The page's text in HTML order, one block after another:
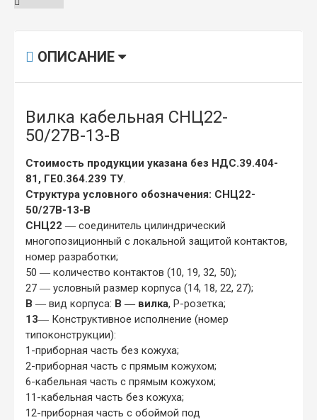
ОПИСАНИЕ
Вилка кабельная СНЦ22-
50/27В-13-В
Стоимость продукции указана без НДС.39.404-
81, ГЕ0.364.239 ТУ.
Структура условного обозначения: СНЦ22-
50/27В-13-В
СНЦ22 ― соединитель цилиндрический
многопозиционный с локальной защитой контактов,
номер разработки;
50 ― количество контактов (10, 19, 32, 50);
27 ― условный размер корпуса (14, 18, 22, 27);
В ― вид корпуса: В ― вилка, Р-розетка;
13― Конструктивное исполнение (номер
типоконструкции):
1-приборная часть без кожуха;
2-приборная часть с прямым кожухом;
6-кабельная часть с прямым кожухом;
11-кабельная часть без кожуха;
12-приборная часть с обоймой под